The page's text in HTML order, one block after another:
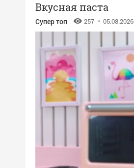
Вкусная паста
Супер топ 257 05.08.2026